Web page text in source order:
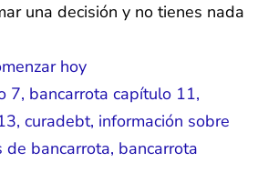
una decisión y no tienes nada
hoy